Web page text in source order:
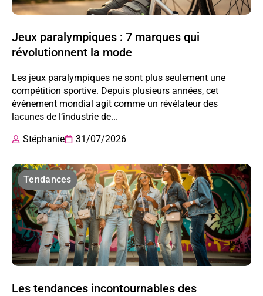
Jeux paralympiques : 7 marques qui
révolutionnent la mode
Les jeux paralympiques ne sont plus seulement une
compétition sportive. Depuis plusieurs années, cet
événement mondial agit comme un révélateur des
lacunes de l’industrie de...
Stéphanie
31/07/2026
Tendances
Les tendances incontournables des